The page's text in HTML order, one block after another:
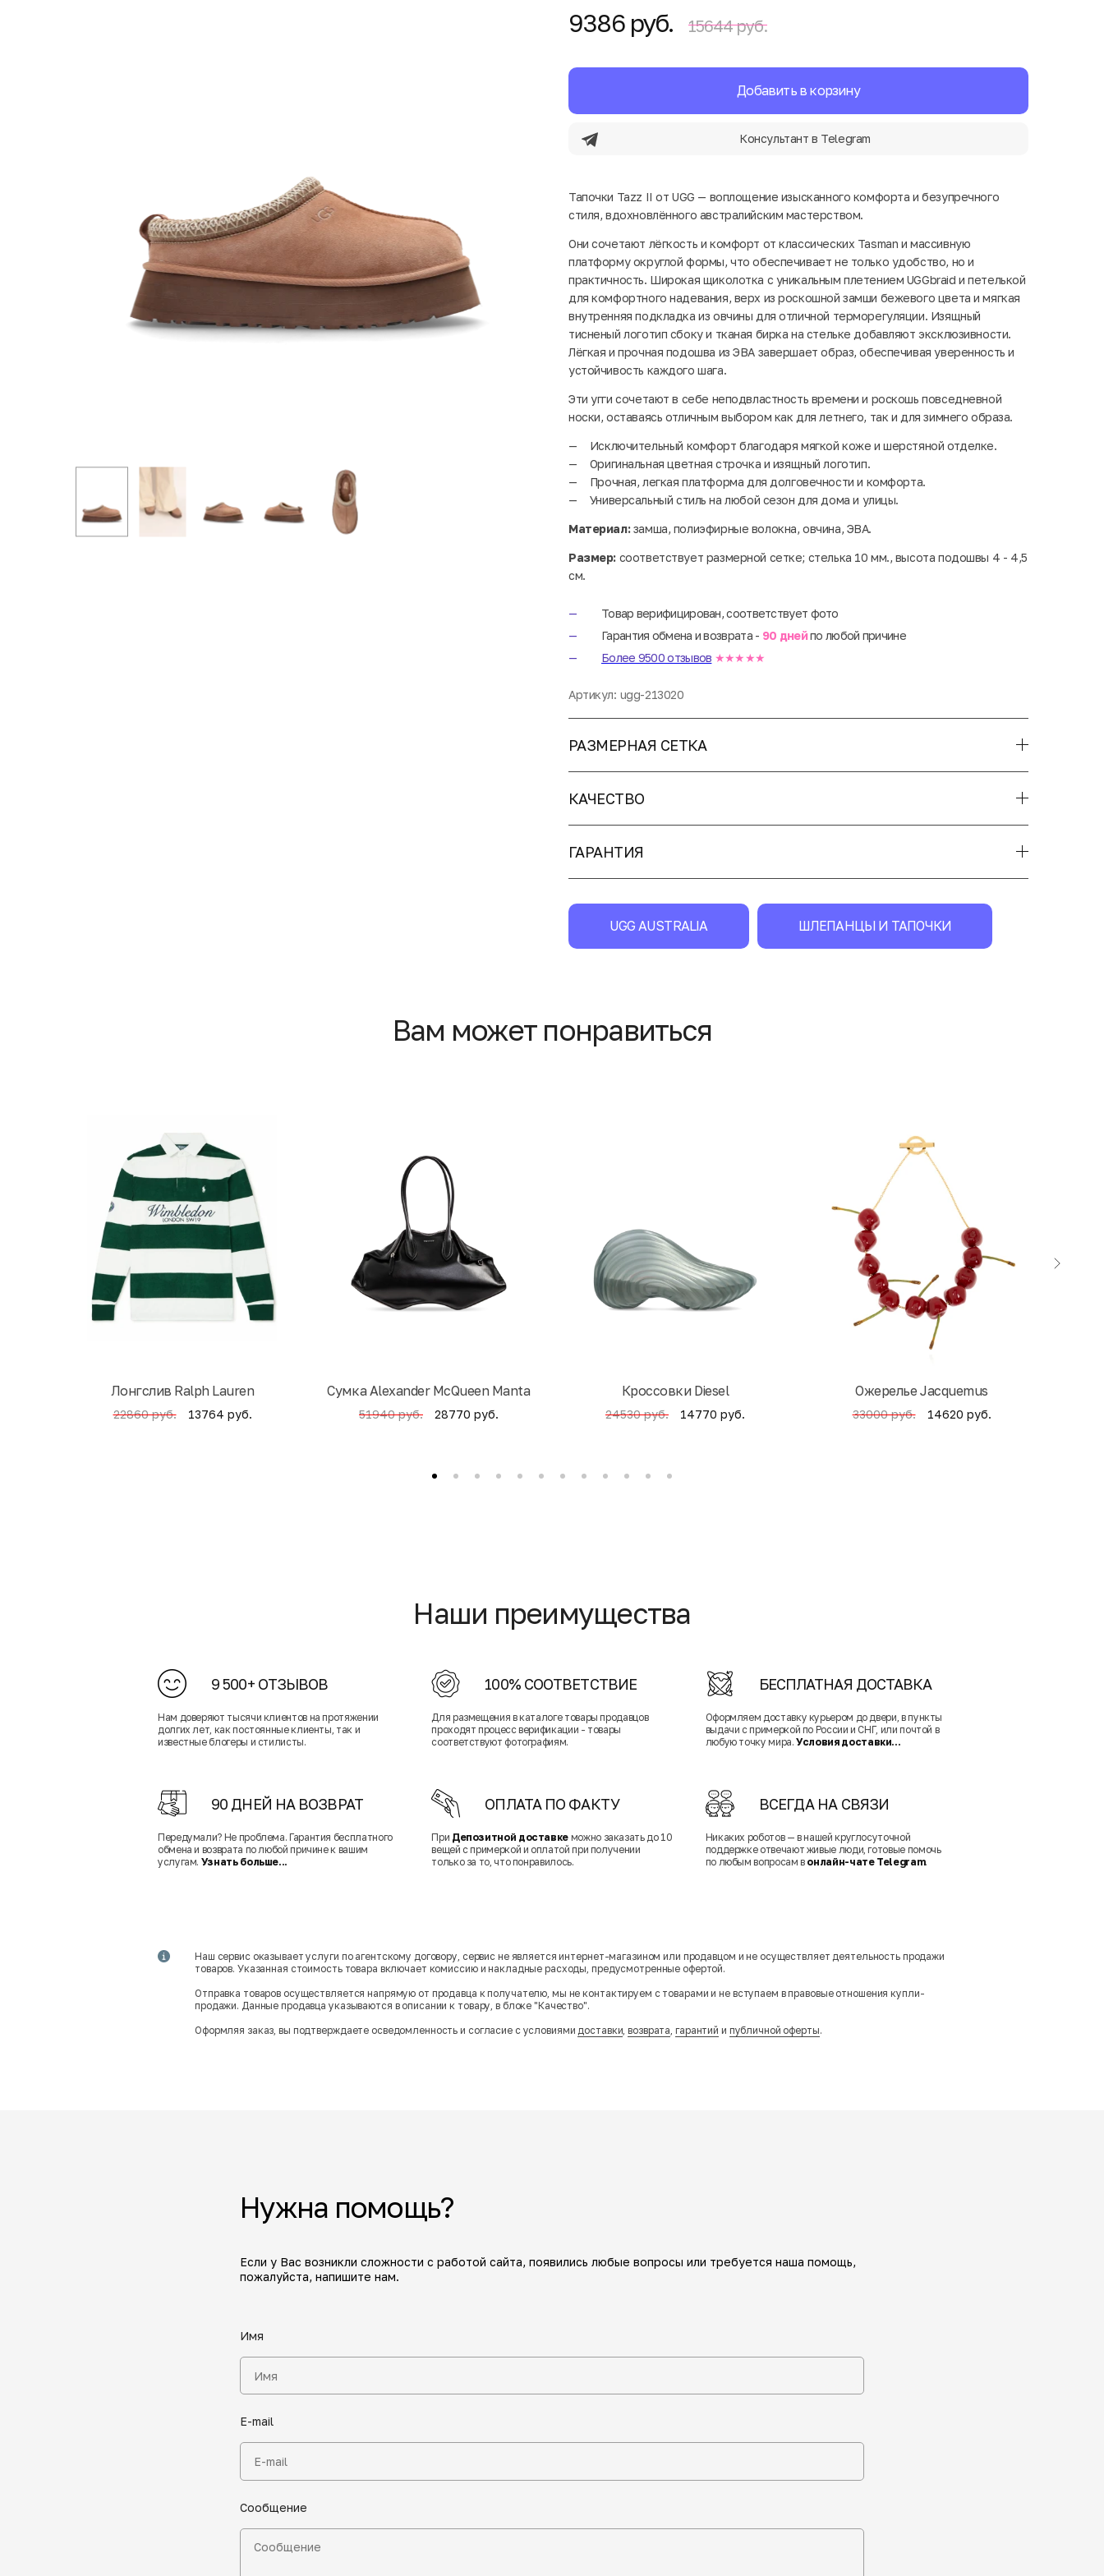
9386 руб. 15644 руб.
Добавить в корзину
Консультант в Telegram
Тапочки Tazz II от UGG — воплощение изысканного комфорта и безупречного
стиля, вдохновлённого австралийским мастерством.
Они сочетают лёгкость и комфорт от классических Tasman и массивную
платформу округлой формы, что обеспечивает не только удобство, но и
практичность. Широкая щиколотка с уникальным плетением UGGbraid и петелькой
для комфортного надевания, верх из роскошной замши бежевого цвета и мягкая
внутренняя подкладка из овчины для отличной терморегуляции. Изящный
тисненый логотип сбоку и тканая бирка на стельке добавляют эксклюзивности.
Лёгкая и прочная подошва из ЭВА завершает образ, обеспечивая уверенность и
устойчивость каждого шага.
Эти угги сочетают в себе неподвластность времени и роскошь повседневной
носки, оставаясь отличным выбором как для летнего, так и для зимнего образа.
Исключительный комфорт благодаря мягкой коже и шерстяной отделке.
Оригинальная цветная строчка и изящный логотип.
Прочная, легкая платформа для долговечности и комфорта.
Универсальный стиль на любой сезон для дома и улицы.
Материал:замша, полиэфирные волокна, овчина, ЭВА.
Размер: соответствует размерной сетке; стелька 10 мм., высота подошвы 4 - 4,5
см.
Товар верифицирован, соответствует фото
Гарантия обмена и возврата - 90 днейпо любой причине
Более 9500 отзывов ★★★★★
Артикул: ugg-213020
РАЗМЕРНАЯ СЕТКА
КАЧЕСТВО
ГАРАНТИЯ
UGG AUSTRALIA ШЛЕПАНЦЫ И ТАПОЧКИ
Вам может понравиться
Лонгслив Ralph Lauren
22860 руб. 13764 руб.
Cумка Alexander McQueen Manta
51940 руб. 28770 руб.
Кроссовки Diesel
24530 руб. 14770 руб.
Ожерелье Jacquemus
33000 руб. 14620 руб.
Наши преимущества
9 500+ ОТЗЫВОВ
Нам доверяют тысячи клиентов на протяжении
долгих лет, как постоянные клиенты, так и
известные блогеры и стилисты.
100% СООТВЕТСТВИЕ
Для размещения в каталоге товары продавцов
проходят процесс верификации - товары
соответствуют фотографиям.
БЕСПЛАТНАЯ ДОСТАВКА
Оформляем доставку курьером до двери, в пункты
выдачи с примеркой по России и СНГ, или почтой в
любую точку мира.Условия доставки...
90 ДНЕЙ НА ВОЗВРАТ
Передумали? Не проблема. Гарантия бесплатного
обмена и возврата по любой причине к вашим
услугам. Узнать больше...
ОПЛАТА ПО ФАКТУ
При Депозитной доставке можно заказать до 10
вещей с примеркой и оплатой при получении
только за то, что понравилось.
ВСЕГДА НА СВЯЗИ
Никаких роботов — в нашей круглосуточной
поддержке отвечают живые люди, готовые помочь
по любым вопросам в онлайн-чате Telegram.
Наш сервис оказывает услуги по агентскому договору, сервис не является интернет-магазином или продавцом и не осуществляет деятельность продажи
товаров. Указанная стоимость товара включает комиссию и накладные расходы, предусмотренные офертой.
Отправка товаров осуществляется напрямую от продавца к получателю, мы не контактируем с товарами и не вступаем в правовые отношения купли-
продажи. Данные продавца указываются в описании к товару, в блоке "Качество".
Оформляя заказ, вы подтверждаете осведомленность и согласие с условиямидоставки,возврата, гарантий и публичной оферты.
Нужна помощь?
Если у Вас возникли сложности с работой сайта, появились любые вопросы или требуется наша помощь,
пожалуйста, напишите нам.
Имя
E-mail
Сообщение